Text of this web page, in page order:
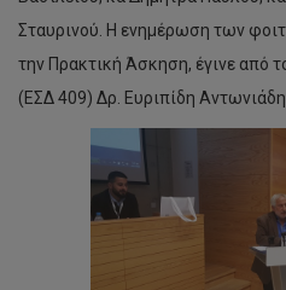
Σταυρινού. Η ενημέρωση των
την Πρακτική Άσκηση, έγινε από
(ΕΣΔ 409) Δρ. Ευριπίδη Αντωνιάδη.